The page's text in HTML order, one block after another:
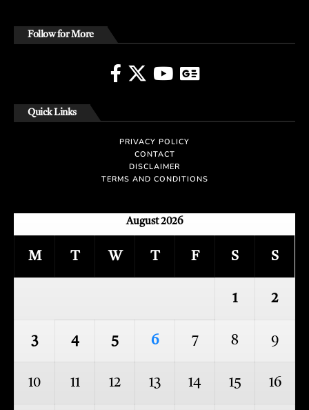
Follow for More
Quick Links
PRIVACY POLICY
CONTACT
DISCLAIMER
TERMS AND CONDITIONS
August 2026
M T W T F S S
1 2
3 4 5 6 7 8 9
10 11 12 13 14 15 16